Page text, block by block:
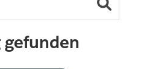
gefunden